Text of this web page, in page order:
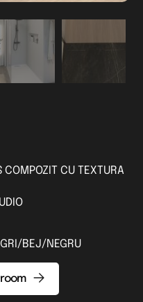
COMPOZIT CU TEXTURA
BEJ/NEGRU